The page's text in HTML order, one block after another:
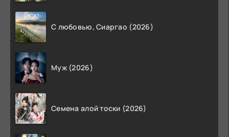
С любовью, Сиаргао (2026)
Муж (2026)
Семена алой тоски (2026)